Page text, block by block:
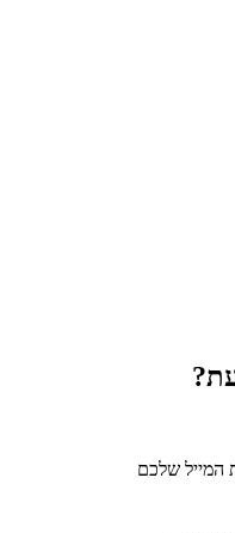
המייל שלכם